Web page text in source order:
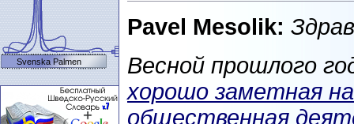
Pavel Mesolik:
Весной прошлого
хорошо заметная
общественная
Svenska Palmen